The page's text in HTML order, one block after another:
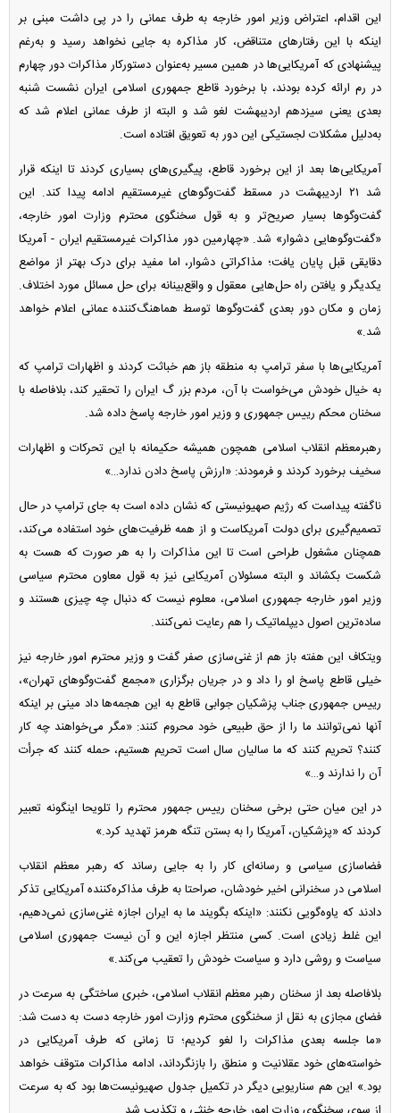
این اقدام، اعتراض وزیر امور خارجه به طرف عمانی را در پی داشت مبنی بر
اینکه با این رفتار‌های متناقض، کار مذاکره به جایی نخواهد رسید و به‌رغم
پیشنهادی که آمریکایی‌ها در همین مسیر به‌عنوان دستورکار مذاکرات دور چهارم
در رم ارائه کرده بودند، با برخورد قاطع جمهوری اسلامی ایران نشست شنبه
بعدی یعنی سیزدهم اردیبهشت لغو شد و البته از طرف عمانی اعلام شد که
به‌دلیل مشکلات لجستیکی این دور به تعویق افتاده است.
آمریکایی‌ها بعد از این برخورد قاطع، پیگیری‌های بسیاری کردند تا اینکه قرار
شد ۲۱ اردیبهشت در مسقط گفت‌و‌گو‌های غیرمستقیم ادامه پیدا کند. این
گفت‌و‌گو‌ها بسیار صریح‌تر و به قول سخنگوی محترم وزارت امور خارجه،
«گفت‌و‌گو‌هایی دشوار» شد. «چهارمین دور مذاکرات غیرمستقیم ایران - آمریکا
دقایقی قبل پایان یافت؛ مذاکراتی دشوار، اما مفید برای درک بهتر از مواضع
یکدیگر و یافتن راه حل‌هایی معقول و واقع‌بینانه برای حل مسائل مورد اختلاف.
زمان و مکان دور بعدی گفت‌و‌گو‌ها توسط هماهنگ‌کننده عمانی اعلام خواهد
شد.»
آمریکایی‌ها با سفر ترامپ به منطقه باز هم خباثت کردند و اظهارات ترامپ که
به خیال خودش می‌خواست با آن، مردم بزر گ ایران را تحقیر کند، بلافاصله با
سخنان محکم رییس جمهوری و وزیر امور خارجه پاسخ داده شد.
رهبرمعظم انقلاب اسلامی همچون همیشه حکیمانه با این تحرکات و اظهارات
سخیف برخورد کردند و فرمودند: «ارزش پاسخ دادن ندارد…»
ناگفته پیداست که رژیم صهیونیستی که نشان داده است به جای ترامپ در حال
تصمیم‌گیری برای دولت آمریکاست و از همه ظرفیت‌های خود استفاده می‌کند،
همچنان مشغول طراحی است تا این مذاکرات را به هر صورت که هست به
شکست بکشاند و البته مسئولان آمریکایی نیز به قول معاون محترم سیاسی
وزیر امور خارجه جمهوری اسلامی، معلوم نیست که دنبال چه چیزی هستند و
ساده‌ترین اصول دیپلماتیک را هم رعایت نمی‌کنند.
ویتکاف این هفته باز هم از غنی‌سازی صفر گفت و وزیر محترم امور خارجه نیز
خیلی قاطع پاسخ او را داد و در جریان برگزاری «مجمع گفت‌و‌گو‌های تهران»،
رییس جمهوری جناب پزشکیان جوابی قاطع به این هجمه‌ها داد مینی بر اینکه
آنها نمی‌توانند ما را از حق طبیعی خود محروم کنند: «مگر می‌خواهند چه کار
کنند؟ تحریم کنند که ما سالیان سال است تحریم هستیم، حمله کنند که جرأت
آن را ندارند و…»
در این میان حتی برخی سخنان رییس جمهور محترم را تلویحا اینگونه تعبیر
کردند که «پزشکیان، آمریکا را به بستن تنگه هرمز تهدید کرد.»
فضاسازی سیاسی و رسانه‌ای کار را به جایی رساند که رهبر معظم انقلاب
اسلامی در سخنرانی اخیر خودشان، صراحتا به طرف مذاکره‌کننده آمریکایی تذکر
دادند که یاوه‌گویی نکنند: «اینکه بگویند ما به ایران اجازه غنی‌سازی نمی‌دهیم،
این غلط زیادی است. کسی منتظر اجازه این و آن نیست جمهوری اسلامی
سیاست و روشی دارد و سیاست خودش را تعقیب می‌کند.»
بلافاصله بعد از سخنان رهبر معظم انقلاب اسلامی، خبری ساختگی به سرعت در
فضای مجازی به نقل از سخنگوی محترم وزارت امور خارجه دست به دست شد:
«ما جلسه بعدی مذاکرات را لغو کردیم؛ تا زمانی که طرف آمریکایی در
خواسته‌های خود عقلانیت و منطق را بازنگرداند، ادامه مذاکرات متوقف خواهد
بود.» این هم سناریویی دیگر در تکمیل جدول صهیونیست‌ها بود که به سرعت